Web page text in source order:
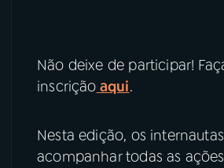
Não deixe de participar!
inscrição aqui.
Nesta edição, os
acompanhar todas as